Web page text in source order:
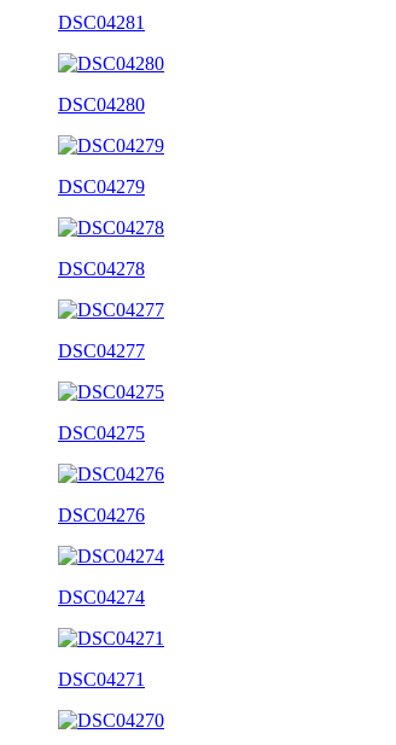
DSC04281
DSC04280
DSC04279
DSC04278
DSC04277
DSC04275
DSC04276
DSC04274
DSC04271